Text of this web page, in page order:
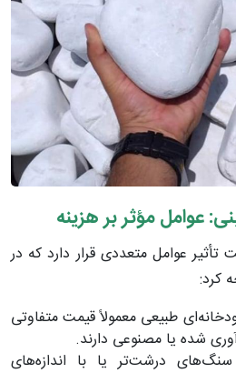
عوامل مؤثر بر هزینه
عوامل متعددی قرار دارد که در
کرد:
طبیعی معمولاً قیمت متفاوتی
شده یا مصنوعی دارند.
سنگ‌های درشت‌تر یا با اندازه‌های